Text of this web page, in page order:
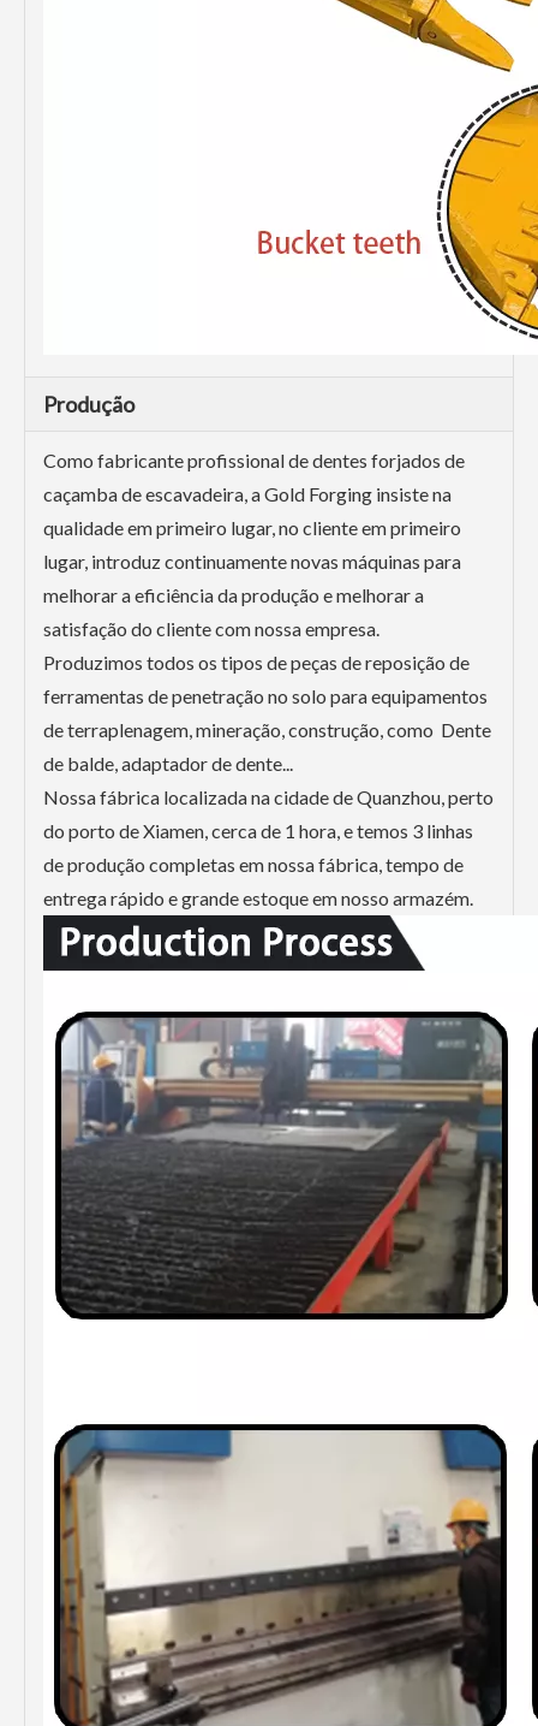
Produção
Como fabricante profissional de dentes forjados de
caçamba de escavadeira, a Gold Forging insiste na
qualidade em primeiro lugar, no cliente em primeiro
lugar, introduz continuamente novas máquinas para
melhorar a eficiência da produção e melhorar a
satisfação do cliente com nossa empresa.
Produzimos todos os tipos de peças de reposição de
ferramentas de penetração no solo para equipamentos
de terraplenagem, mineração, construção, como Dente
de balde, adaptador de dente...
Nossa fábrica localizada na cidade de Quanzhou, perto
do porto de Xiamen, cerca de 1 hora, e temos 3 linhas
de produção completas em nossa fábrica, tempo de
entrega rápido e grande estoque em nosso armazém.